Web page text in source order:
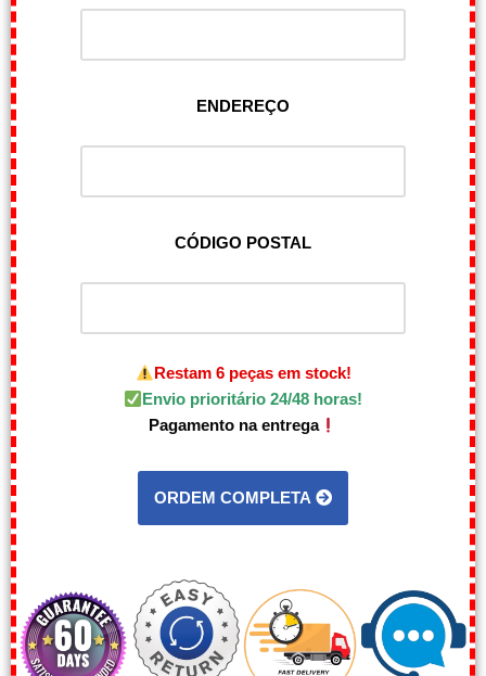
ENDEREÇO
CÓDIGO POSTAL
Restam 6 peças em stock!
Envio prioritário 24/48 horas!
Pagamento na entrega
ORDEM COMPLETA